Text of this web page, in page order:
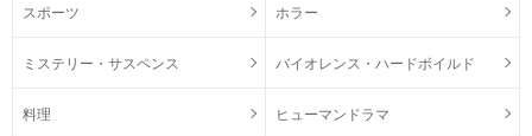
スポーツ ホラー
ミステリー・サスペンス バイオレンス・ハードボイルド
料理 ヒューマンドラマ